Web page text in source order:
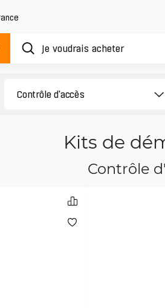
Kits de
Contrôle